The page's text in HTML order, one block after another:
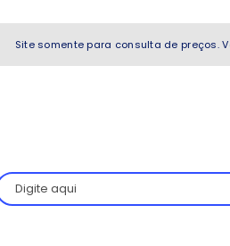
Site somente para consulta de preços.